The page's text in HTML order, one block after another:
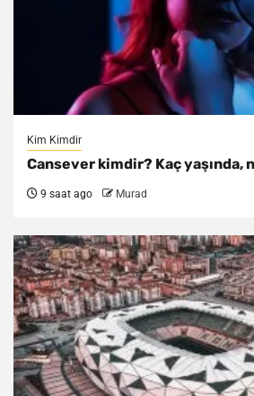
Kim Kimdir
Cansever kimdir? Kaç yaşında,
9 saat ago Murad